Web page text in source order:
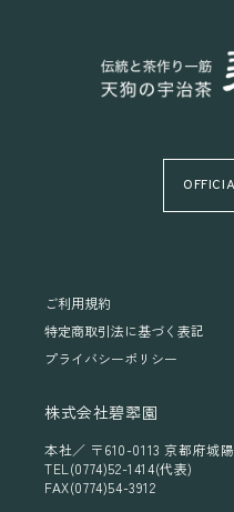
ご利用規約
特定商取引法に基づく表記
プライバシーポリシー
株式会社碧翆園
本社／ 〒610-0113 京都府城
TEL(0774)52-1414(代表)
FAX(0774)54-3912